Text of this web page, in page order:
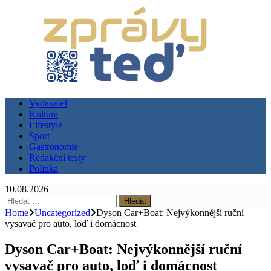
Vydavatel
Kultura
Lifestyle
Sport
Gastronomie
Redakční testy
Politika
10.08.2026
Vyhledávání
Home Uncategorized
Dyson Car+Boat: Nejvýkonnější ruční
vysavač pro auto, loď i domácnost
Dyson Car+Boat: Nejvýkonnější ruční
vysavač pro auto, loď i domácnost